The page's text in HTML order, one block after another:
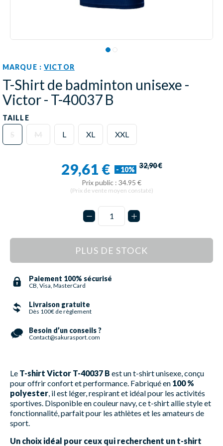
MARQUE :VICTOR
T-Shirt de badminton unisexe -
Victor - T-40037 B
TAILLE
S M L XL XXL
29,61 € - 10% 32,90 €
Prix public : 34.95 €
(Prix de vente moyen constaté)
PLUS DE STOCK
Paiement 100% sécurisé
CB, Visa, MasterCard
Livraison gratuite
Dès 100€ de règlement
Besoin d’un conseils ?
Contact@sakurasport.com
Le T-shirt Victor T-40037 B est un t-shirt unisexe, conçu
pour offrir confort et performance. Fabriqué en 100 %
polyester , il est léger, respirant et idéal pour les activités
sportives. Disponible en couleur navy, ce t-shirt allie style et
fonctionnalité, parfait pour les athlètes et les amateurs de
sport.
Un choix idéal pour ceux qui recherchent un t-shirt